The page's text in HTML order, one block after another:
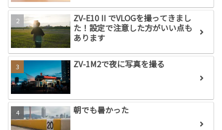
ZV-E10 II でVLOGを撮ってきまし
た！設定で注意した方がいい点も
あります
ZV-1M2で夜に写真を撮る
朝でも暑かった